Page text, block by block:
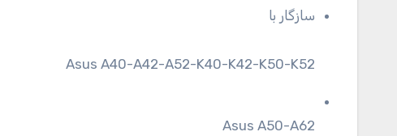
سازگار با
Asus A40-A42-A52-K40-K42-K50-K52
Asus A50-A62